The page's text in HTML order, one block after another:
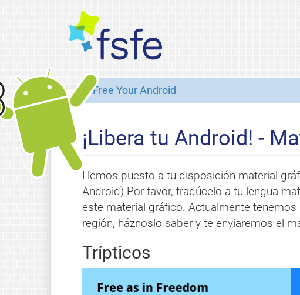
Free Your Android
¡Libera tu Android! -
Hemos puesto a tu disposición material
Android) Por favor, tradúcelo a tu lengua
este material gráfico. Actualmente
región, háznoslo saber y te enviaremos el
Trípticos